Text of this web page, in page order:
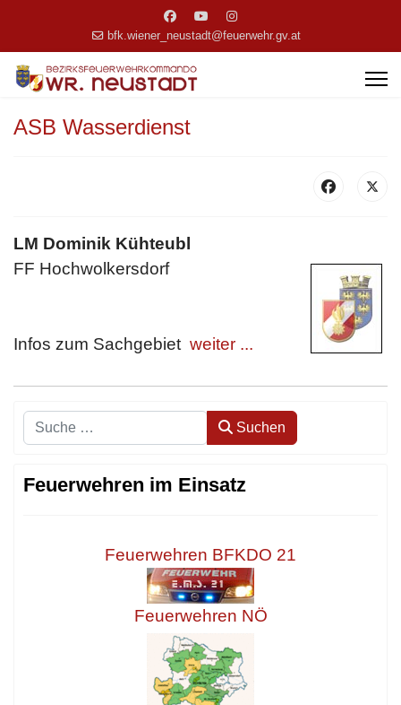
bfk.wiener_neustadt@feuerwehr.gv.at
ASB Wasserdienst
LM Dominik Kühteubl
FF Hochwolkersdorf
Infos zum Sachgebiet weiter ...
Suchen Suchen
Feuerwehren im Einsatz
Feuerwehren BFKDO 21
Feuerwehren NÖ